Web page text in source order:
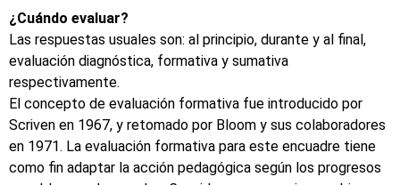
¿Cuándo evaluar?
Las respuestas usuales son: al principio, durante y al final,
evaluación diagnóstica, formativa y sumativa
respectivamente.
El concepto de evaluación formativa fue introducido por
Scriven en 1967, y retomado por Bloom y sus colaboradores
en 1971. La evaluación formativa para este encuadre tiene
como fin adaptar la acción pedagógica según los progresos